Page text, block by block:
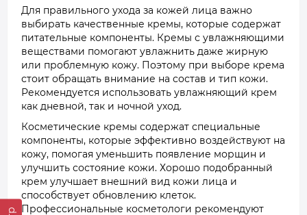
Для правильного ухода за кожей лица важно
выбирать качественные кремы, которые содержат
питательные компоненты. Кремы с увлажняющими
веществами помогают увлажнить даже жирную
или проблемную кожу. Поэтому при выборе крема
стоит обращать внимание на состав и тип кожи.
Рекомендуется использовать увлажняющий крем
как дневной, так и ночной уход.
Косметические кремы содержат специальные
компоненты, которые эффективно воздействуют на
кожу, помогая уменьшить появление морщин и
улучшить состояние кожи. Хорошо подобранный
крем улучшает внешний вид кожи лица и
способствует обновлению клеток.
Профессиональные косметологи рекомендуют